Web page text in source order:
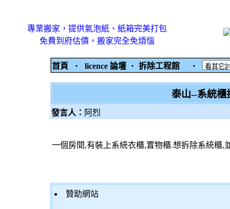
專業搬家，提供氣泡紙、紙箱完美打包
免費到府估價，搬家完全免煩惱
首頁 ‧ licence 論壇 ‧ 拆除工程館 ‧
泰山--系統櫃
發言人： 阿烈
一個房間,有裝上系統衣櫃,置物櫃.想拆除系統櫃,
贊助網站